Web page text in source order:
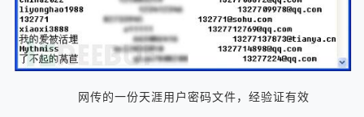
网传的一份天涯用户密码文件，经验证有效